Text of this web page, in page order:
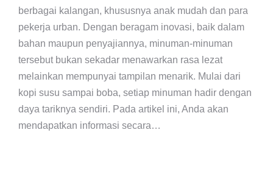
berbagai kalangan, khususnya anak mudah dan para
pekerja urban. Dengan beragam inovasi, baik dalam
bahan maupun penyajiannya, minuman-minuman
tersebut bukan sekadar menawarkan rasa lezat
melainkan mempunyai tampilan menarik. Mulai dari
kopi susu sampai boba, setiap minuman hadir dengan
daya tariknya sendiri. Pada artikel ini, Anda akan
mendapatkan informasi secara…